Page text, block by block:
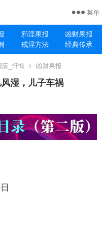
邪淫果报
凶财果报
戒淫方法 经典传承
菜单
应_忏悔 凶财果报
湿，儿子车祸